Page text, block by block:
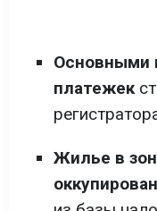
Основными
платежек
Жилье в